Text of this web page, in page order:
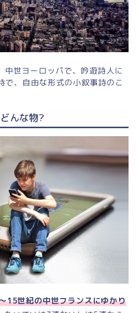
中世ヨーロッパで、吟遊詩人に
で、自由な形式の小叙事詩のこ
んな物?
15世紀の中世フランスにゆかり